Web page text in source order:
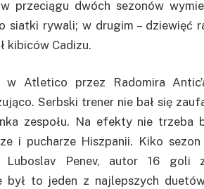
przeciągu dwóch sezonów
siatki rywali; w drugim – dziewięć
kibiców Cadizu.
w Atletico przez Radomira
Serbski trener nie bał się
zespołu. Na efekty nie trzeba
i pucharze Hiszpanii. Kiko
Luboslav Penev, autor 16 goli
był to jeden z najlepszych